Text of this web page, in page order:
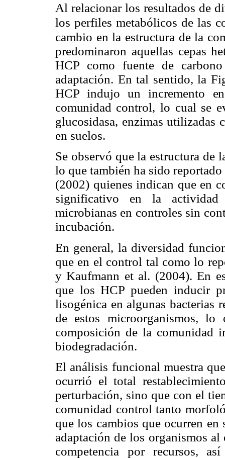
Al relacionar los resultados de
los perfiles metabólicos de las
cambio en la estructura de la
predominaron aquellas cepas
HCP como fuente de
adaptación. En tal sentido, la
HCP indujo un incremento
comunidad control, lo cual se
glucosidasa, enzimas utilizadas
en suelos.
Se observó que la estructura de
lo que también ha sido
(2002) quienes indican que en
significativo en la
microbianas en controles sin
incubación.
En general, la diversidad
que en el control tal como lo
y Kaufmann et al. (2004). En
que los HCP pueden inducir
lisogénica en algunas bacterias
de estos microorganismos,
composición de la comunidad
biodegradación.
El análisis funcional muestra
ocurrió el total
perturbación, sino que con el
comunidad control tanto
que los cambios que ocurren en
adaptación de los organismos
competencia por recursos,